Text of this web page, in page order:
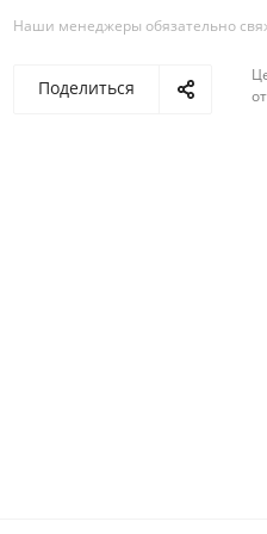
Наши менеджеры обязательно
Поделиться